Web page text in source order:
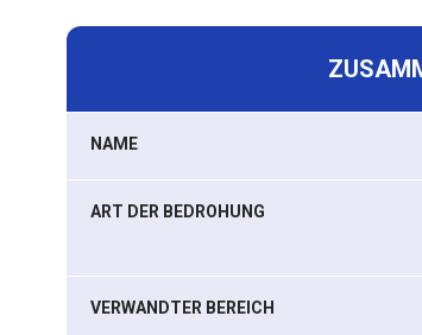
NAME
ART DER BEDROHUNG
VERWANDTER BEREICH